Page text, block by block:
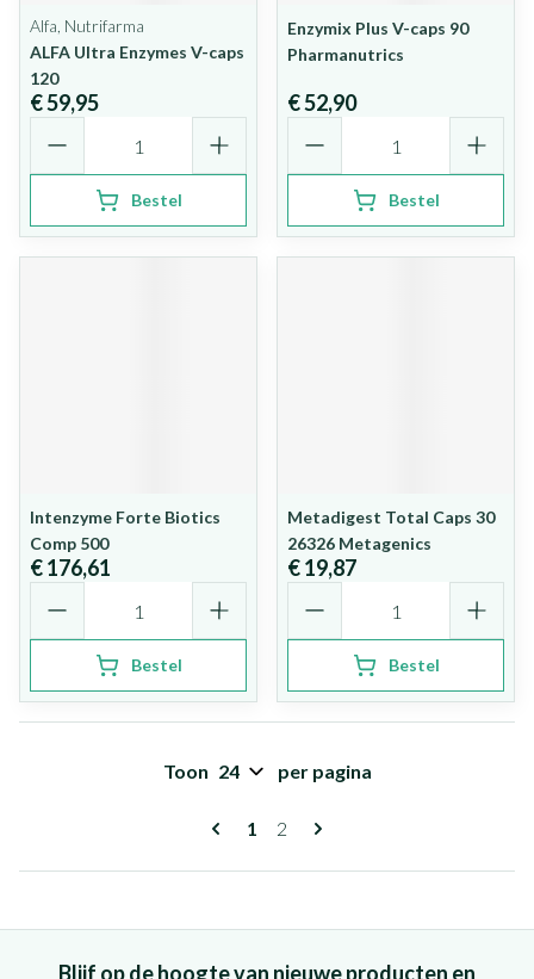
Alfa, Nutrifarma
ALFA Ultra Enzymes V-caps
120
€ 59,95
Bestel
Enzymix Plus V-caps 90
Pharmanutrics
€ 52,90
Bestel
Intenzyme Forte Biotics
Comp 500
€ 176,61
Bestel
Metadigest Total Caps 30
26326 Metagenics
€ 19,87
Bestel
Pagina's
U lees momenteel pagina
1 Pagina
2
Toon per pagina
Blijf op de hoogte van nieuwe producten en